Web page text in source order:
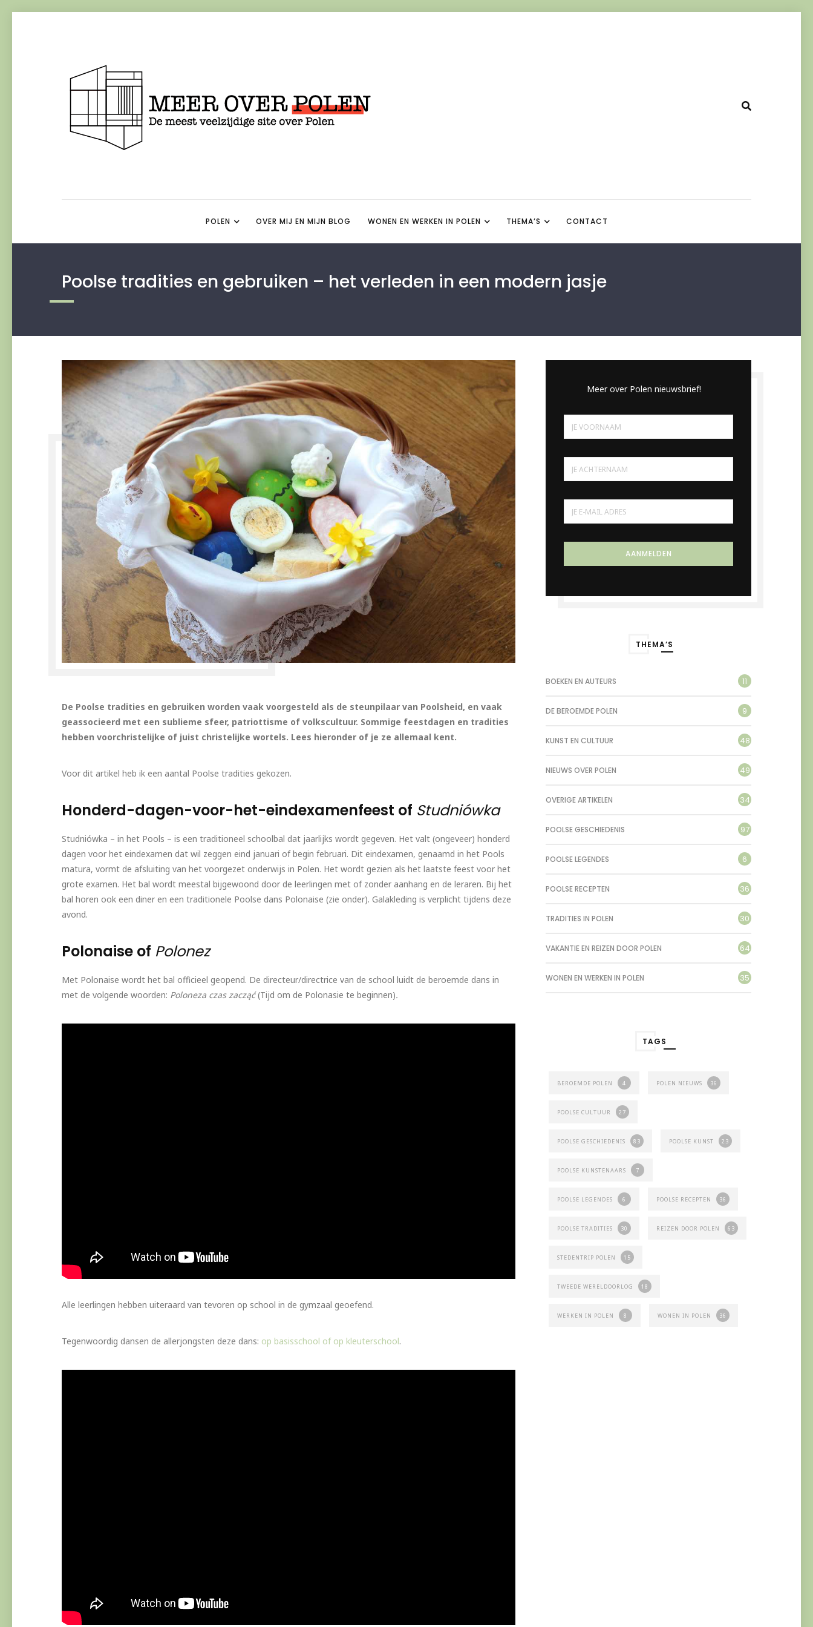
POLEN OVER MIJ EN MIJN BLOG WONEN EN WERKEN IN POLEN THEMA’S CONTACT
Poolse tradities en gebruiken – het verleden in een modern jasje
De Poolse tradities en gebruiken worden vaak voorgesteld als de steunpilaar van Poolsheid, en vaak
geassocieerd met een sublieme sfeer, patriottisme of volkscultuur. Sommige feestdagen en tradities
hebben voorchristelijke of juist christelijke wortels. Lees hieronder of je ze allemaal kent.
Voor dit artikel heb ik een aantal Poolse tradities gekozen.
Honderd-dagen-voor-het-eindexamenfeest of Studniówka
Studniówka – in het Pools – is een traditioneel schoolbal dat jaarlijks wordt gegeven. Het valt (ongeveer) honderd
dagen voor het eindexamen dat wil zeggen eind januari of begin februari. Dit eindexamen, genaamd in het Pools
matura, vormt de afsluiting van het voorgezet onderwijs in Polen. Het wordt gezien als het laatste feest voor het
grote examen. Het bal wordt meestal bijgewoond door de leerlingen met of zonder aanhang en de leraren. Bij het
bal horen ook een diner en een traditionele Poolse dans Polonaise (zie onder). Galakleding is verplicht tijdens deze
avond.
Polonaise of Polonez
Met Polonaise wordt het bal officieel geopend. De directeur/directrice van de school luidt de beroemde dans in
met de volgende woorden: Poloneza czas zacząć(Tijd om de Polonasie te beginnen).
Alle leerlingen hebben uiteraard van tevoren op school in de gymzaal geoefend.
Tegenwoordig dansen de allerjongsten deze dans: op basisschool of op kleuterschool.
Meer over Polen nieuwsbrief!
THEMA’S
BOEKEN EN AUTEURS 11
DE BEROEMDE POLEN 9
KUNST EN CULTUUR 48
NIEUWS OVER POLEN 49
OVERIGE ARTIKELEN 34
POOLSE GESCHIEDENIS 97
POOLSE LEGENDES 6
POOLSE RECEPTEN 36
TRADITIES IN POLEN 30
VAKANTIE EN REIZEN DOOR POLEN 64
WONEN EN WERKEN IN POLEN 35
TAGS
BEROEMDE POLEN 4 POLEN NIEUWS 36
POOLSE CULTUUR 27
POOLSE GESCHIEDENIS 83 POOLSE KUNST 23
POOLSE KUNSTENAARS 7
POOLSE LEGENDES 6 POOLSE RECEPTEN 36
POOLSE TRADITIES 30 REIZEN DOOR POLEN 63
STEDENTRIP POLEN 15
TWEEDE WERELDOORLOG 18
WERKEN IN POLEN 8 WONEN IN POLEN 36